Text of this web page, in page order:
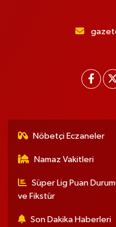
Nöbetçi Eczaneler
Namaz Vakitleri
Süper Lig Puan
ve Fikstür
Son Dakika Haberleri